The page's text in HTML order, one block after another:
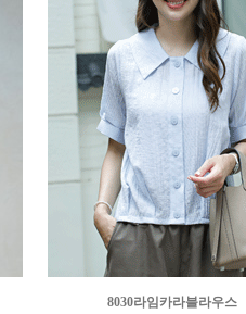
8030라임카라블라우스